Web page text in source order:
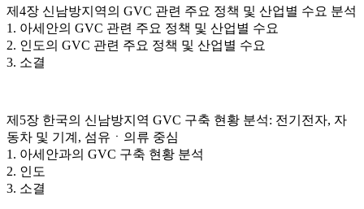
제4장 신남방지역의 GVC 관련 주요 정책 및 산업별 수요 분석
1. 아세안의 GVC 관련 주요 정책 및 산업별 수요
2. 인도의 GVC 관련 주요 정책 및 산업별 수요
3. 소결
제5장 한국의 신남방지역 GVC 구축 현황 분석: 전기전자, 자
동차 및 기계, 섬유ㆍ의류 중심
1. 아세안과의 GVC 구축 현황 분석
2. 인도
3. 소결